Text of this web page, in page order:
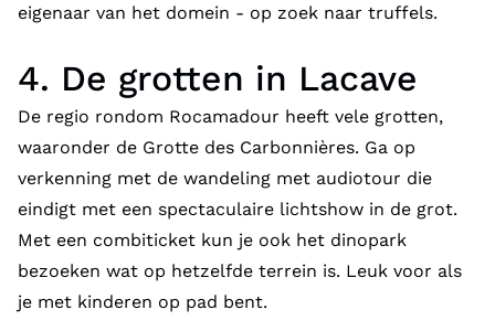
eigenaar van het domein - op zoek naar truffels.
4. De grotten in Lacave
De regio rondom Rocamadour heeft vele grotten,
waaronder de Grotte des Carbonnières. Ga op
verkenning met de wandeling met audiotour die
eindigt met een spectaculaire lichtshow in de grot.
Met een combiticket kun je ook het dinopark
bezoeken wat op hetzelfde terrein is. Leuk voor als
je met kinderen op pad bent.